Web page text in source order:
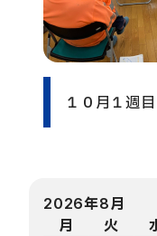
2026年8月
月
火
１０月１週